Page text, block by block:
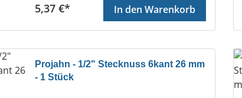
Regulärer Preis:
5,37 €* In den Warenkorb
Projahn - 1/2" Stecknuss 6kant 26 mm
- 1 Stück